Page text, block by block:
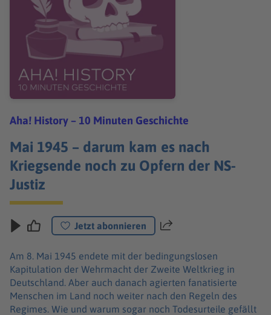
Aha! History – 10 Minuten Geschichte
Mai 1945 – darum kam es nach
Kriegsende noch zu Opfern der NS-
Justiz
Jetzt abonnieren Teilen
Am 8. Mai 1945 endete mit der bedingungslosen
Kapitulation der Wehrmacht der Zweite Weltkrieg in
Deutschland. Aber auch danach agierten fanatisierte
Menschen im Land noch weiter nach den Regeln des
Regimes. Wie und warum sogar noch Todesurteile gefällt